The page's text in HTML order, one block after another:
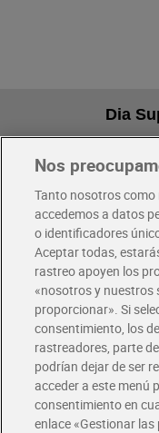
Dia
Pide hoy, recibe hoy
Envío gratis por
Envío estandar por
Glovo y Uber Eats
Solicita tu factura de
Únete al CLUB Dia
Disfruta las ventajas y
Descárgate la APP Dia
Nos
Tanto nosotros
accedemos a datos
o identificadores
Aceptar todas,
rastreo apoyen los
«nosotros y
proporcionar». Si
consentimiento, los
rastreadores, parte
podrían dejar de ser
acceder a este menú
consentimiento en
enlace «Gestionar las